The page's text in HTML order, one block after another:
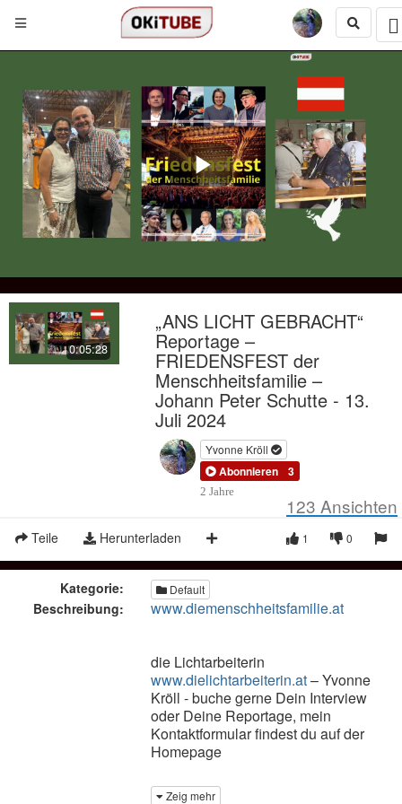
Play
Video
0:05:28
„ANS LICHT GEBRACHT“
Reportage –
FRIEDENSFEST der
Menschheitsfamilie –
Johann Peter Schutte - 13.
Juli 2024
Yvonne Kröll
Abonnieren 3
2 Jahre
123 Ansichten
Teile Herunterladen 0
1
Kategorie: Default
Beschreibung: www.diemenschheitsfamilie.at
die Lichtarbeiterin
www.dielichtarbeiterin.at– Yvonne
Kröll - buche gerne Dein Interview
oder Deine Reportage, mein
Kontaktformular findest du auf der
Homepage
Zeig mehr